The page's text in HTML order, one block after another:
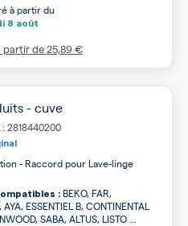
à partir du
8 août
partir de25,89 €
- cuve
2818440200
- Raccord pour Lave-linge
: BEKO, FAR,
ESSENTIEL B, CONTINENTAL
SABA, ALTUS, LISTO ...